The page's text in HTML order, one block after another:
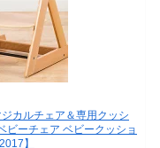
カルチェア＆専用クッシ
ビーチェア ベビークッショ
】